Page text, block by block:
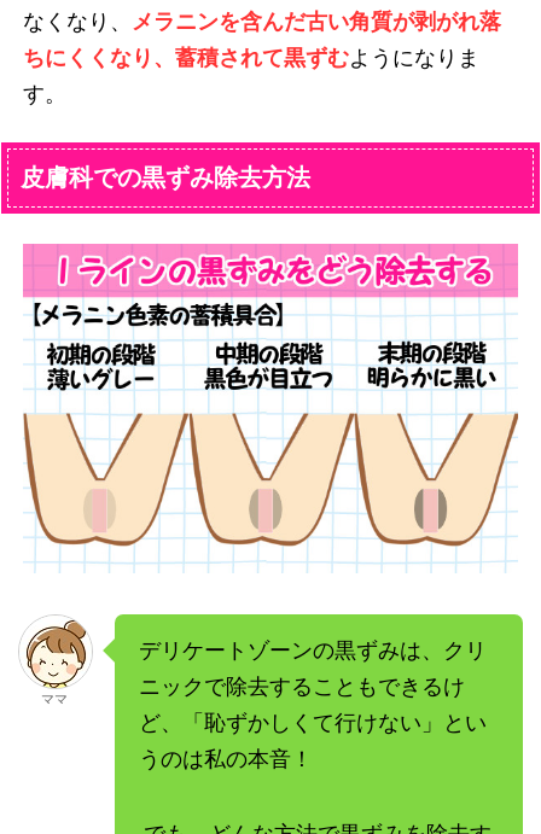
なくなり、
メラニンを含んだ古い角質が剥がれ落
ちにくくなり、蓄積されて黒ずむようになりま
す。
皮膚科での黒ずみ除去方法
ママ
デリケートゾーンの黒ずみは、クリ
ニックで除去することもできるけ
ど、「恥ずかしくて行けない」とい
うのは私の本音！